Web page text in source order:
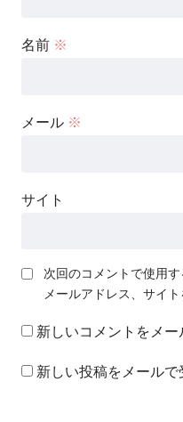
名前 ※
メール ※
サイト
次回のコメントで使用
メールアドレス、サイト
新しいコメントをメー
新しい投稿をメールで